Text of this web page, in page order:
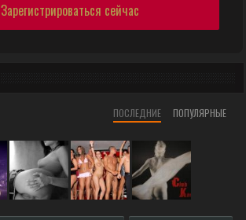
Зарегистрироваться сейчас
ПОСЛЕДНИЕ ПОПУЛЯРНЫЕ